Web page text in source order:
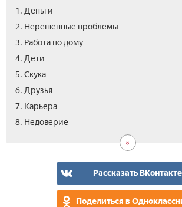
1. Деньги
2. Нерешенные проблемы
3. Работа по дому
4. Дети
5. Скука
6. Друзья
7. Карьера
8. Недоверие
Рассказать ВКонтакте
Поделиться в